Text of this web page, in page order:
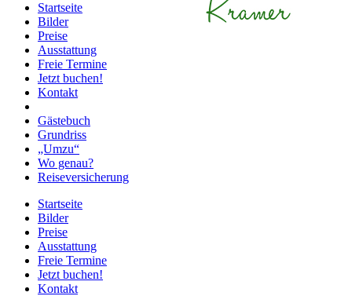
Startseite
Bilder
Preise
Ausstattung
Freie Termine
Jetzt buchen!
Kontakt
Gästebuch
Grundriss
„Umzu“
Wo genau?
Reiseversicherung
Startseite
Bilder
Preise
Ausstattung
Freie Termine
Jetzt buchen!
Kontakt